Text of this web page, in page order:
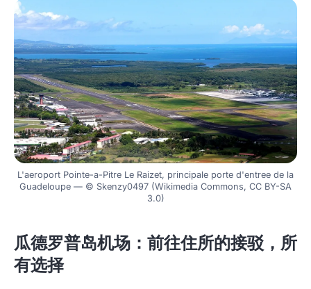
L'aeroport Pointe-a-Pitre Le Raizet, principale porte d'entree de la
Guadeloupe — © Skenzy0497 (Wikimedia Commons, CC BY-SA
3.0)
瓜德罗普岛机场：前往住所的接驳，所
有选择